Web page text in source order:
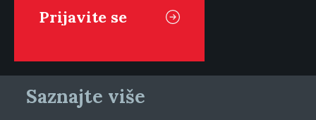
Saznajte više